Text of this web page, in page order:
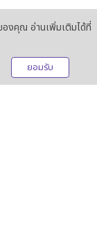
องคุณ อ่านเพิ่มเติมได้ที่
ยอมรับ